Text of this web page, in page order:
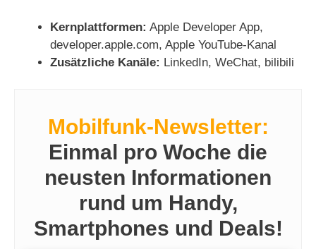
Kernplattformen: Apple Developer App,
developer.apple.com, Apple YouTube-Kanal
Zusätzliche Kanäle: LinkedIn, WeChat, bilibili
Mobilfunk-Newsletter:
Einmal pro Woche die
neusten Informationen
rund um Handy,
Smartphones und Deals!